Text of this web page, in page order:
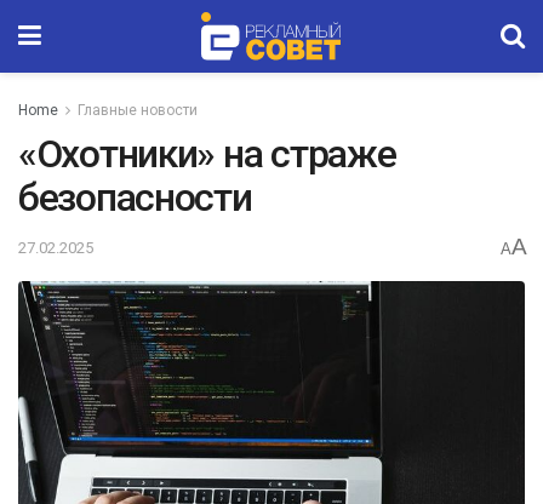
Home Главные новости
«Охотники» на страже
безопасности
27.02.2025 AA